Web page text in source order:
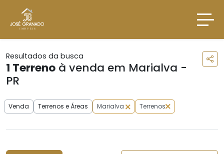
Resultados da busca
1 Terreno à venda em Marialva -
PR
Venda Terrenos e Áreas Marialva Terrenos